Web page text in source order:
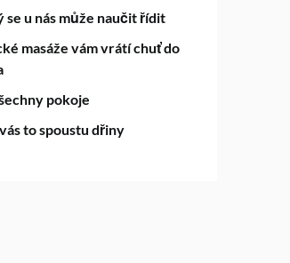
se u nás může naučit řídit
masáže vám vrátí chuť do
pokoje
to spoustu dřiny